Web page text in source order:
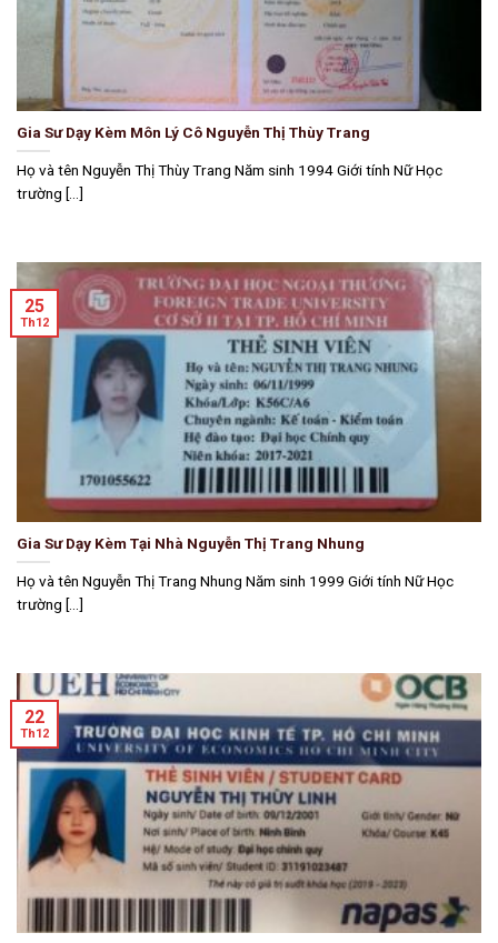
Gia Sư Dạy Kèm Môn Lý Cô Nguyễn Thị Thùy Trang
Họ và tên Nguyễn Thị Thùy Trang Năm sinh 1994 Giới tính Nữ Học
trường [...]
Gia Sư Dạy Kèm Tại Nhà Nguyễn Thị Trang Nhung
Họ và tên Nguyễn Thị Trang Nhung Năm sinh 1999 Giới tính Nữ Học
trường [...]
25
Th12
22
Th12